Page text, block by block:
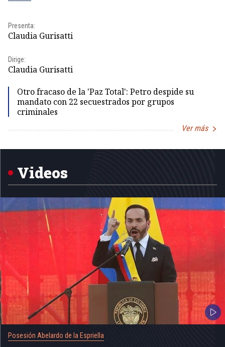
Presenta:
Claudia Gurisatti
Dirige:
Claudia Gurisatti
Otro fracaso de la 'Paz Total': Petro despide su
mandato con 22 secuestrados por grupos
criminales
Ver más
1
Videos
Posesión Abelardo de la Espriella